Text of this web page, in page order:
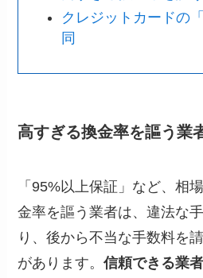
クレジットカードの
同
高すぎる換金率を謳う業
「95%以上保証」など、相
金率を謳う業者は、違法な
り、後から不当な手数料を
があります。信頼できる業